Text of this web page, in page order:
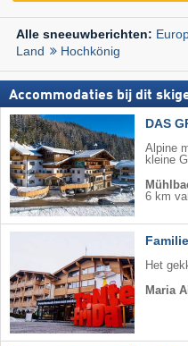
Alle sneeuwberichten:
Land
Hochkönig
Accommodaties bij dit
DAS
Alpine
kleine
6 km
Het
Maria